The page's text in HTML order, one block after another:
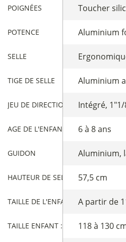
POIGNÉES Toucher
POTENCE Aluminium
SELLE
TIGE DE SELLE Aluminium
JEU DE DIRECTION Intégré,
AGE DE L'ENFANT 6 à 8 ans
GUIDON Aluminium,
HAUTEUR DE SELLE MINI :57,5 cm
TAILLE DE L'ENFANT A partir de
TAILLE ENFANT : CENTIMÈTRE
118 à 130